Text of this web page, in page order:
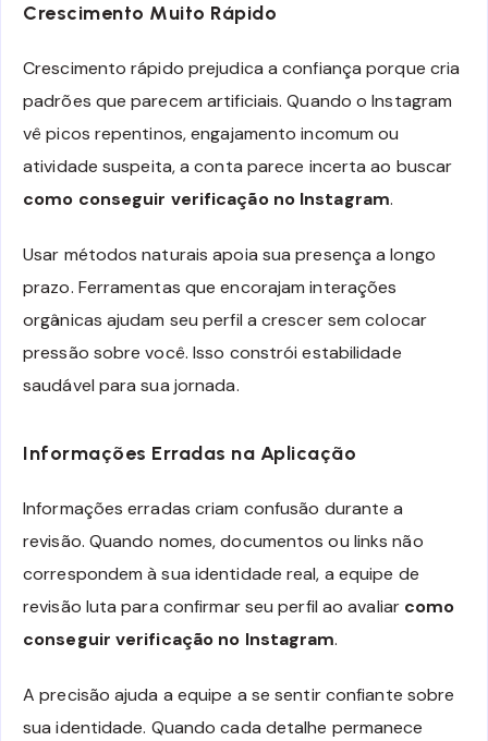
Crescimento Muito Rápido
Crescimento rápido prejudica a confiança porque cria
padrões que parecem artificiais. Quando o Instagram
vê picos repentinos, engajamento incomum ou
atividade suspeita, a conta parece incerta ao buscar
como conseguir verificação no Instagram.
Usar métodos naturais apoia sua presença a longo
prazo. Ferramentas que encorajam interações
orgânicas ajudam seu perfil a crescer sem colocar
pressão sobre você. Isso constrói estabilidade
saudável para sua jornada.
Informações Erradas na Aplicação
Informações erradas criam confusão durante a
revisão. Quando nomes, documentos ou links não
correspondem à sua identidade real, a equipe de
revisão luta para confirmar seu perfil ao avaliar como
conseguir verificação no Instagram.
A precisão ajuda a equipe a se sentir confiante sobre
sua identidade. Quando cada detalhe permanece